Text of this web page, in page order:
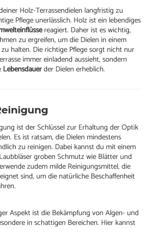
Holz-Terrassendielen langfristig zu
Pflege unerlässlich. Holz ist ein lebendiges
reagiert. Daher ist es wichtig,
zu ergreifen, um die Dielen in einem
halten. Die richtige Pflege sorgt nicht nur
immer einladend aussieht, sondern
Lebensdauerder Dielen erheblich.
ist der Schlüssel zur Erhaltung der Optik
Es ist ratsam, die Dielen mindestens
zu reinigen. Dabei kannst du mit einem
groben Schmutz wie Blätter und
zudem milde Reinigungsmittel, die
sind, um die natürliche Beschaffenheit
Aspekt ist die Bekämpfung von Algen- und
in schattigen Bereichen. Hier kannst